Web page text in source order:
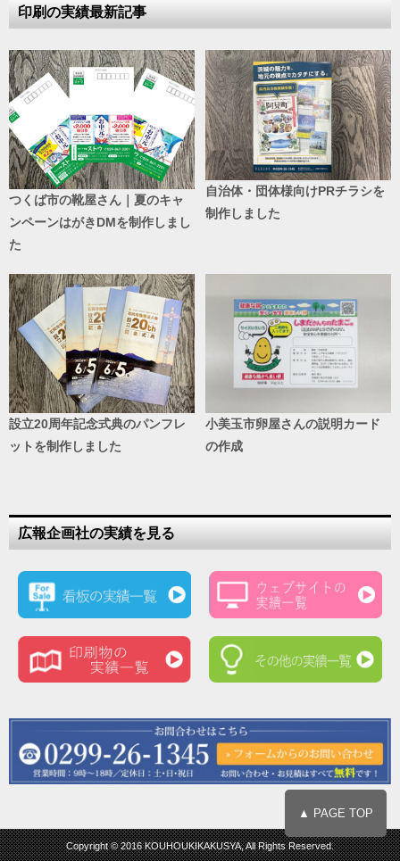
印刷の実績最新記事
つくば市の靴屋さん｜夏のキャ
ンペーンはがきDMを制作しまし
た
自治体・団体様向けPRチラシを
制作しました
設立20周年記念式典のパンフレ
ットを制作しました
小美玉市卵屋さんの説明カード
の作成
広報企画社の実績を見る
▲ PAGE TOP
Copyright © 2016 KOUHOUKIKAKUSYA, All Rights Reserved.